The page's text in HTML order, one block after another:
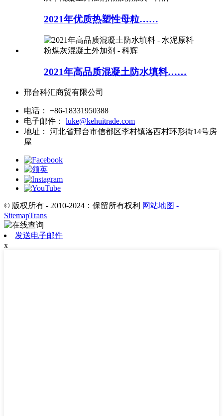
2021年优质热塑性母粒……
2021年高品质混凝土防水填料……
邢台科汇商贸有限公司
电话：
+86-18331950388
电子邮件：
luke@kehuitrade.com
地址：
河北省邢台市信都区李村镇洛西村环形街14号房
屋
© 版权所有 - 2010-2024：保留所有权利 网站地图 -
SitemapTrans
发送电子邮件
x